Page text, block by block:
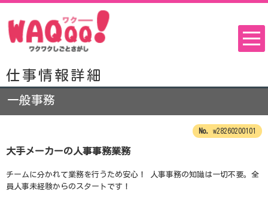
仕事情報詳細
一般事務
w28260200101
大手メーカーの人事事務業務
チームに分かれて業務を行うため安心！ 人事事務の知識は一切不要。全
員人事未経験からのスタートです！